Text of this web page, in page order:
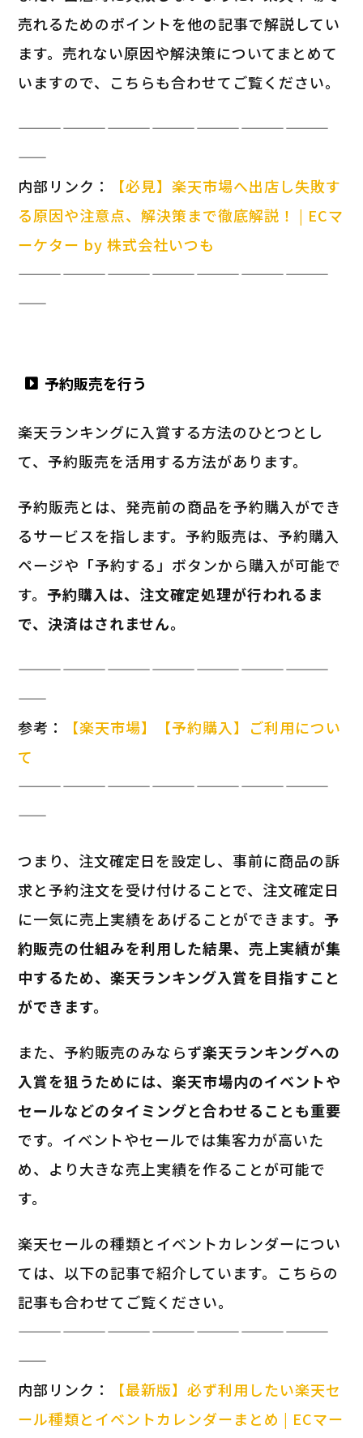
売れるためのポイントを他の記事で解説してい
ます。売れない原因や解決策についてまとめて
いますので、こちらも合わせてご覧ください。
—————————————————————
——
内部リンク：
【必見】楽天市場へ出店し失敗す
る原因や注意点、解決策まで徹底解説！ | ECマ
ーケター by 株式会社いつも
—————————————————————
——
予約販売を行う
楽天ランキングに入賞する方法のひとつとし
て、予約販売を活用する方法があります。
予約販売とは、発売前の商品を予約購入ができ
るサービスを指します。予約販売は、予約購入
ページや「予約する」ボタンから購入が可能で
す。予約購入は、注文確定処理が行われるま
で、決済はされません。
—————————————————————
——
参考：
【楽天市場】【予約購入】ご利用につい
て
—————————————————————
——
つまり、注文確定日を設定し、事前に商品の訴
求と予約注文を受け付けることで、注文確定日
に一気に売上実績をあげることができます。予
約販売の仕組みを利用した結果、売上実績が集
中するため、楽天ランキング入賞を目指すこと
ができます。
また、予約販売のみならず楽天ランキングへの
入賞を狙うためには、楽天市場内のイベントや
セールなどのタイミングと合わせることも重要
です。イベントやセールでは集客力が高いた
め、より大きな売上実績を作ることが可能で
す。
楽天セールの種類とイベントカレンダーについ
ては、以下の記事で紹介しています。こちらの
記事も合わせてご覧ください。
—————————————————————
——
内部リンク：
【最新版】必ず利用したい楽天セ
ール種類とイベントカレンダーまとめ | ECマー